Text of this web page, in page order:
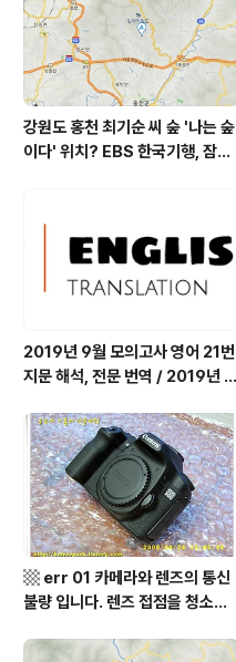
㎍/m³자외선 (오..
강원도 홍천 최기순 씨 숲 '나는 숲
이다' 위치? EBS 한국기행, 잠시
강원도 홍천군 가볼 만한 곳, (구)
까르돈, kbs 인간극장
2019년 9월 모의고사 영어 21번
지문 해석, 전문 번역 / 2019년 9
역, 평가원 2019년 고3 9월 영어
영역 외국어영역 전문 해석, Engli
sh to Korean translation
▩ err 01 카메라와 렌즈의 통신
불량 입니다. 렌즈 접점을 청소하